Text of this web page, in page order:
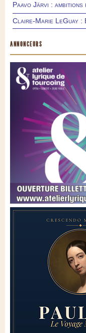
Paavo Järvi :
Claire-Marie LeGuay :
ANNONCEURS